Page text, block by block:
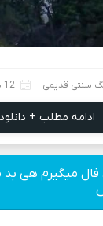
سنتی-قدیمی 12 دسامبر 2023
ادامه مطلب +
فال میگیرم هی بد